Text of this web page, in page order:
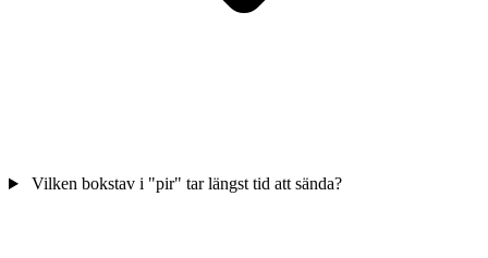
Vilken bokstav i "pir" tar längst tid att sända?